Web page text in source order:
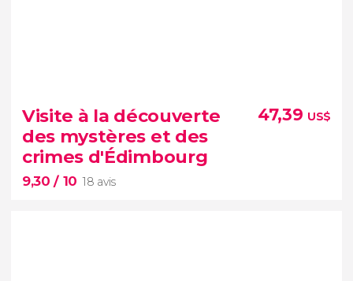
1 141 avis
Entrez dans
l'ancienne résidence officielle des rois d’Écosse et
découvrez les secrets du Palais de Holyrood
Visite à la découverte
des mystères et des
crimes d'Édimbourg
9,30/ 10 18 avis
47,39 US$